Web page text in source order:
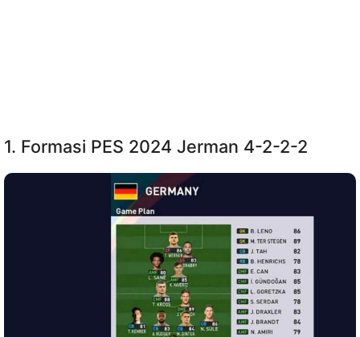
1. Formasi PES 2024 Jerman 4-2-2-2